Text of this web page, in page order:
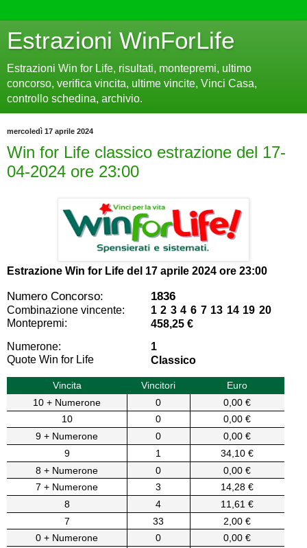
Estrazioni WinForLife
Estrazioni Win for Life, risultati, montepremi, ultimo
concorso, verifica vincita, ultime vincite, Vinci Casa,
controllo schedina, archivio.
mercoledì 17 aprile 2024
Win for Life classico estrazione del 17-
04-2024 ore 23:00
Estrazione Win for Life del 17 aprile 2024 ore 23:00
Numero Concorso: 1836
Combinazione vincente:
1 2 3 4 6 7 13 14 19 20
Montepremi:
458,25 €
Numerone:
1
Quote Win for Life
Classico
Vincita Vincitori
Euro
10 + Numerone
0
0,00 €
10
0
0,00 €
9 + Numerone
0
0,00 €
9
1
34,10 €
8 + Numerone
0
0,00 €
7 + Numerone
3
14,28 €
8
4
11,61 €
7
33
2,00 €
0 + Numerone
0
0,00 €